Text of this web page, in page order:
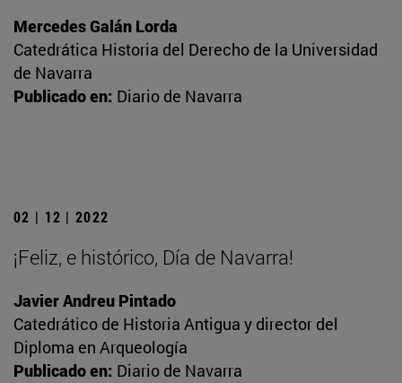
Mercedes Galán Lorda
Catedrática Historia del Derecho de la Universidad
de Navarra
Publicado en: Diario de Navarra
02 | 12 | 2022
¡Feliz, e histórico, Día de Navarra!
Javier Andreu Pintado
Catedrático de Historia Antigua y director del
Diploma en Arqueología
Publicado en: Diario de Navarra